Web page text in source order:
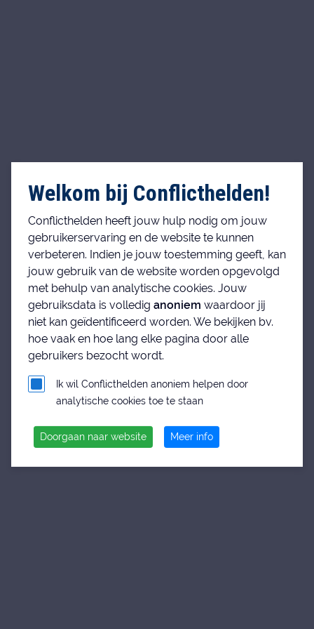
Welkom bij Conflicthelden!
Conflicthelden heeft jouw hulp nodig om jouw
gebruikerservaring en de website te kunnen
verbeteren. Indien je jouw toestemming geeft, kan
jouw gebruik van de website worden opgevolgd
met behulp van analytische cookies. Jouw
gebruiksdata is volledig anoniem waardoor jij
niet kan geïdentificeerd worden. We bekijken bv.
hoe vaak en hoe lang elke pagina door alle
gebruikers bezocht wordt.
Ik wil Conflicthelden anoniem helpen door
analytische cookies toe te staan
Doorgaan naar website Meer info